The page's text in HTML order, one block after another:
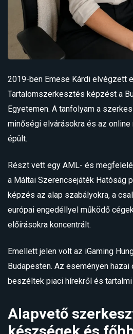
2019-ben Emese Kárdi elvégzett
Tartalomszerkesztés képzést a
Egyetemen. A tanfolyam a
minőségi elvárásokra és az
épült.
Részt vett egy AML- és
a Máltai Szerencsejáték Hatóság
képzés az alap szabályokra, a
európai engedéllyel működő
előírásokra koncentrált.
Emellett jelen volt az iGaming
Budapesten. Az eseményen
beszéltek piaci hírekről és
Alapvető